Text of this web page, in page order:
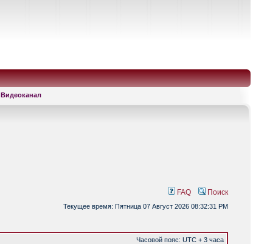
Видеоканал
FAQ Поиск
Текущее время: Пятница 07 Август 2026 08:32:31 PM
Часовой пояс: UTC + 3 часа